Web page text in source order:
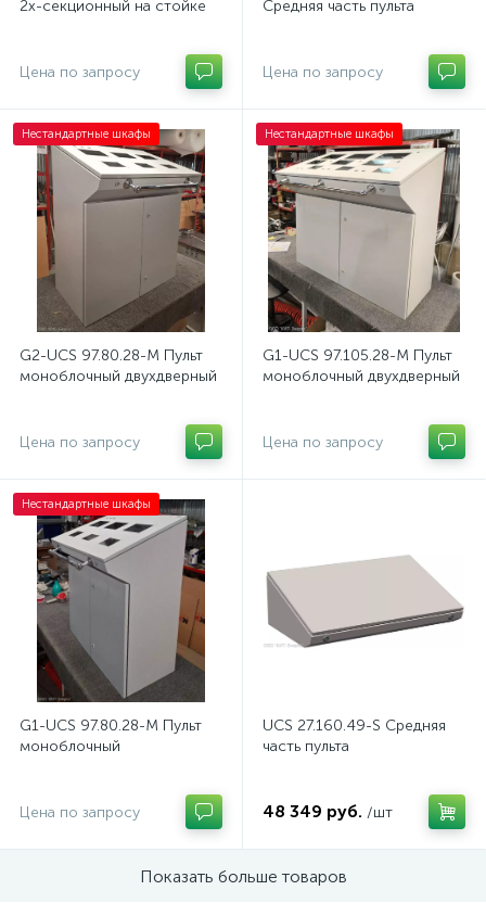
2х-секционный на стойке
Цена по запросу
Средняя часть пульта
Цена по запросу
Нестандартные шкафы
G2-UCS 97.80.28-M Пульт
моноблочный двухдверный
Цена по запросу
Нестандартные шкафы
G1-UCS 97.105.28-M Пульт
моноблочный двухдверный
Цена по запросу
Нестандартные шкафы
G1-UCS 97.80.28-M Пульт
моноблочный
Цена по запросу
UCS 27.160.49-S Средняя
часть пульта
48 349 руб. /шт
Показать больше товаров